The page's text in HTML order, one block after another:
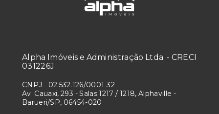
Alpha Imóveis e Administração Ltda. - CRECI
031226J
CNPJ - 02.532.126/0001-32
Av. Cauaxi, 293 - Salas 1217 / 1218, Alphaville -
Barueri/SP, 06454-020